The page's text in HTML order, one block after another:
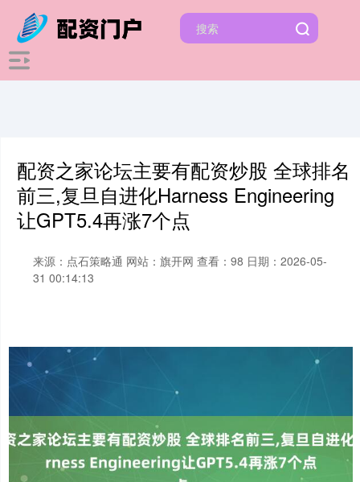
配资之家论坛主要有配资炒股 全球排名
前三,复旦自进化Harness Engineering
让GPT5.4再涨7个点
来源：点石策略通 网站：旗开网 查看：98 日期：2026-05-
31 00:14:13